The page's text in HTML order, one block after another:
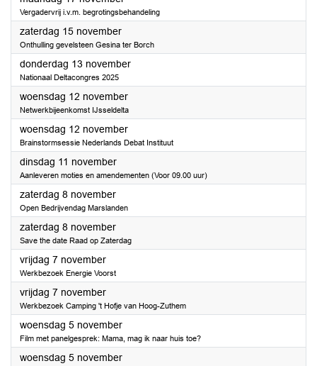
Vergadervrij i.v.m. begrotingsbehandeling
zaterdag 15 november2025
Onthulling gevelsteen Gesina ter Borch
donderdag 13 november2025
Nationaal Deltacongres 2025
woensdag 12 november2025
Netwerkbijeenkomst IJsseldelta
woensdag 12 november2025
Brainstormsessie Nederlands Debat Instituut
dinsdag 11 november2025
Aanleveren moties en amendementen (Voor 09.00 uur)
zaterdag 8 november2025
Open Bedrijvendag Marslanden
zaterdag 8 november2025
Save the date Raad op Zaterdag
vrijdag 7 november2025
Werkbezoek Energie Voorst
vrijdag 7 november2025
Werkbezoek Camping 't Hofje van Hoog-Zuthem
woensdag 5 november2025
Film met panelgesprek: Mama, mag ik naar huis toe?
woensdag 5 november2025